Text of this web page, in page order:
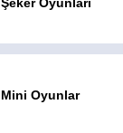
Mini Oyunlar